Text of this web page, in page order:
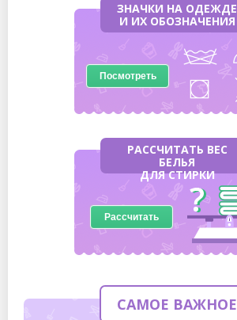
ЗНАЧКИ НА ОДЕЖДЕ
И ИХ ОБОЗНАЧЕНИЯ
Посмотреть
РАССЧИТАТЬ ВЕС
БЕЛЬЯ
ДЛЯ СТИРКИ
Рассчитать
САМОЕ ВАЖНОЕ